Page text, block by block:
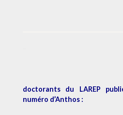
doctorants du LAREP
numéro d’Anthos :